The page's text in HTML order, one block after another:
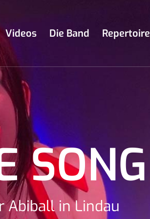
Videos Die Band Repertoire
SONG
Abiball in Lindau